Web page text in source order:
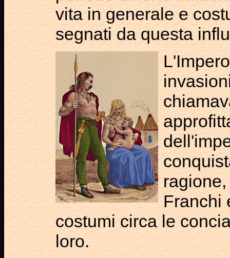
vita in generale e
segnati da questa
Franchi
costumi circa le
loro.